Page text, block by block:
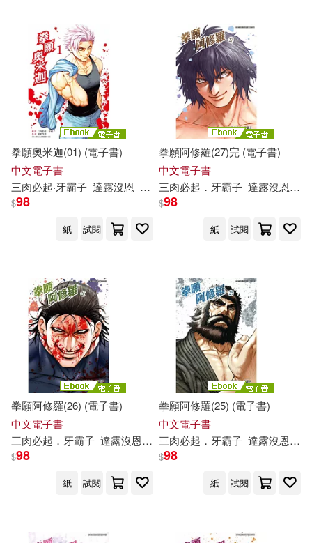
拳願奧米迦(01) (電子書)
中文電子書
三肉必起‧牙霸子 達露沒恩 yoshiki
$98
紙 試閱
拳願阿修羅(27)完 (電子書)
中文電子書
三肉必起 ． 牙霸子 達露沒恩 沙
$98
紙 試閱
拳願阿修羅(26) (電子書)
中文電子書
三肉必起 ． 牙霸子 達露沒恩 沙輪忍
$98
紙 試閱
拳願阿修羅(25) (電子書)
中文電子書
三肉必起 ． 牙霸子 達露沒恩 沙
$98
紙 試閱